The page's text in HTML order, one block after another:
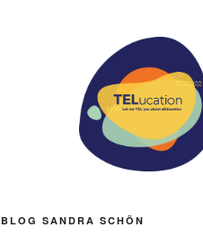
BLOG SANDRA SCHÖN